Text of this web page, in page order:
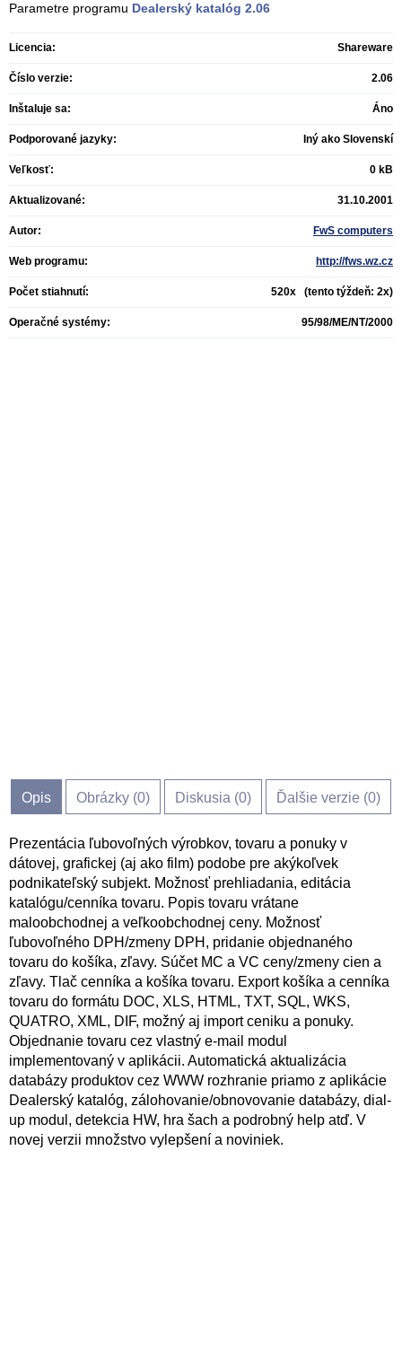
Parametre programu Dealerský katalóg 2.06
Licencia: Shareware
Číslo verzie: 2.06
Inštaluje sa: Áno
Podporované jazyky: Iný ako Slovenskí
Veľkosť: 0 kB
Aktualizované: 31.10.2001
Autor: FwS computers
Web programu: http://fws.wz.cz
Počet stiahnutí: 520x (tento týždeň: 2x)
Operačné systémy: 95/98/ME/NT/2000
Opis Obrázky (0) Diskusia (0) Ďalšie verzie (0)
Prezentácia ľubovoľných výrobkov, tovaru a ponuky v
dátovej, grafickej (aj ako film) podobe pre akýkoľvek
podnikateľský subjekt. Možnosť prehliadania, editácia
katalógu/cenníka tovaru. Popis tovaru vrátane
maloobchodnej a veľkoobchodnej ceny. Možnosť
ľubovoľného DPH/zmeny DPH, pridanie objednaného
tovaru do košíka, zľavy. Súčet MC a VC ceny/zmeny cien a
zľavy. Tlač cenníka a košíka tovaru. Export košíka a cenníka
tovaru do formátu DOC, XLS, HTML, TXT, SQL, WKS,
QUATRO, XML, DIF, možný aj import ceniku a ponuky.
Objednanie tovaru cez vlastný e-mail modul
implementovaný v aplikácii. Automatická aktualizácia
databázy produktov cez WWW rozhranie priamo z aplikácie
Dealerský katalóg, zálohovanie/obnovovanie databázy, dial-
up modul, detekcia HW, hra šach a podrobný help atď. V
novej verzii množstvo vylepšení a noviniek.